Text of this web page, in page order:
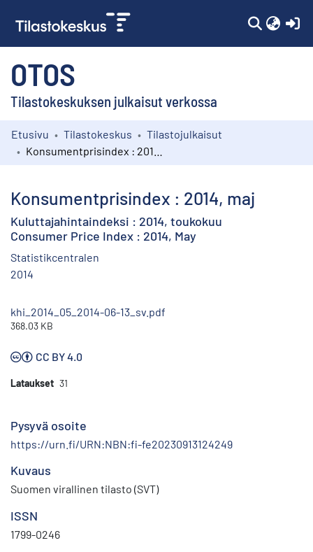
OTOS
Tilastokeskuksen julkaisut verkossa
Kokoelmat
Etusivu Tilastokeskus
Tilastojulkaisut
Konsumentprisindex : 2014, maj
Kuluttajahintaindeksi : 2014, toukokuu
Consumer Price Index : 2014, May
Statistikcentralen
2014
khi_2014_05_2014-06-13_sv.pdf
368.03 KB
CC BY 4.0
Lataukset 31
Pysyvä osoite
https://urn.fi/URN:NBN:fi-fe20230913124249
Kuvaus
Suomen virallinen tilasto (SVT)
ISSN
1799-0246